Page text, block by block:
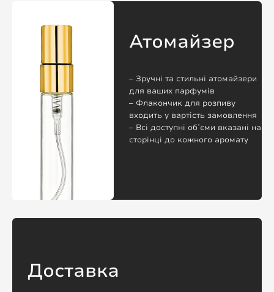
Атомайзер
– Зручні та стильні атомайзери
для ваших парфумів
– Флакончик для розпиву
входить у вартість замовлення
– Всі доступні обʼєми вказані на
сторінці до кожного аромату
Доставка